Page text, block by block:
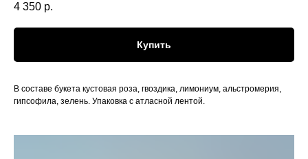
4 350 р.
Купить
В составе букета кустовая роза, гвоздика, лимониум, альстромерия,
гипсофила, зелень. Упаковка с атласной лентой.